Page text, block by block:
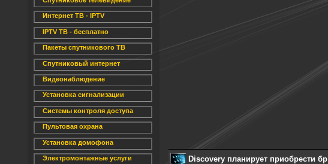
Интернет ТВ - IPTV
IPTV ТВ - бесплатно
Пакеты спутникового ТВ
Спутниковый интернет
Видеонаблюдение
Установка сигнализации
Системы контроля доступа
Пультовая охрана
Установка домофона
Электромонтажные услуги Discovery планирует приобрести